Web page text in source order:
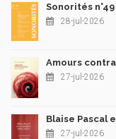
Sonorités n°49
28-jul-2026
Amours
27-jul-2026
Blaise Pascal
27-jul-2026